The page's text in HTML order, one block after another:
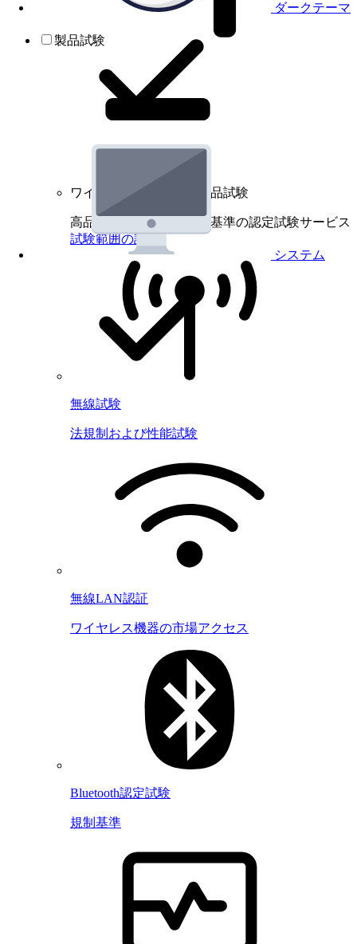
ダークテーマ
システム
製品試験
ワイヤレスデバイスの製品試験
高品質規格に基づく国際基準の認定試験サービス
試験範囲の詳細
無線試験
法規制および性能試験
無線LAN認証
ワイヤレス機器の市場アクセス
Bluetooth認定試験
規制基準